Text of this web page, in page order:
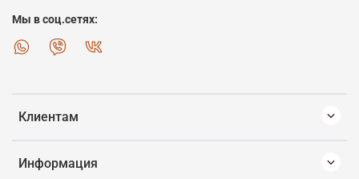
Клиентам
Информация
Мы в соц.сетях: